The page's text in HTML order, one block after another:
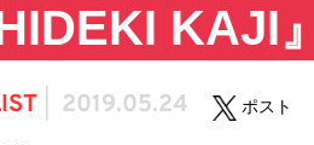
KAJI』
2019.05.24 ポスト